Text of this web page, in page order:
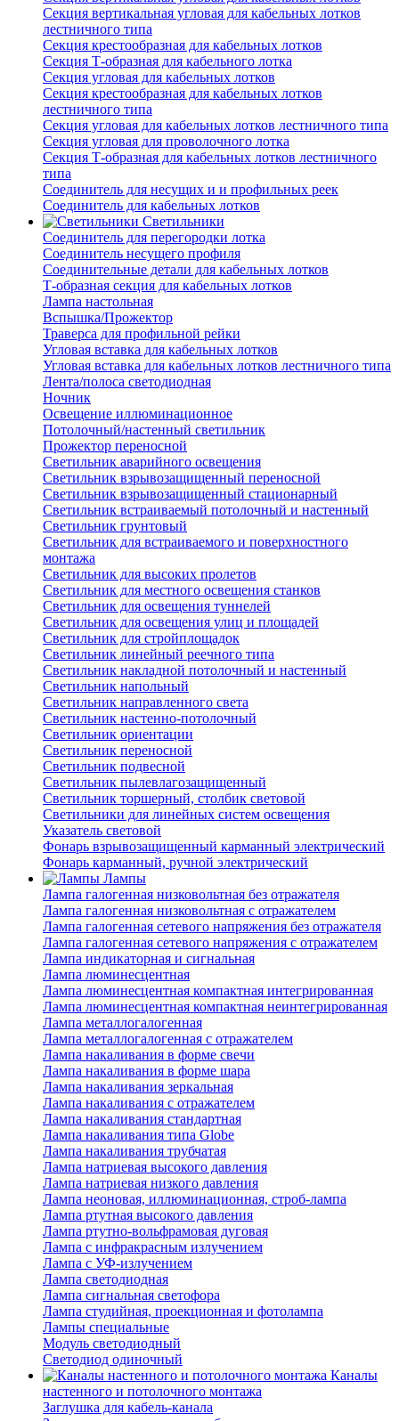
Секция вертикальная угловая для кабельных лотков
лестничного типа
Секция крестообразная для кабельных лотков
Секция Т-образная для кабельного лотка
Секция угловая для кабельных лотков
Секция крестообразная для кабельных лотков
лестничного типа
Секция угловая для кабельных лотков лестничного типа
Секция угловая для проволочного лотка
Секция Т-образная для кабельных лотков лестничного
типа
Соединитель для несущих и и профильных реек
Соединитель для кабельных лотков
Светильники
Соединитель для перегородки лотка
Соединитель несущего профиля
Соединительные детали для кабельных лотков
Т-образная секция для кабельных лотков
Лампа настольная
Вспышка/Прожектор
Траверса для профильной рейки
Угловая вставка для кабельных лотков
Угловая вставка для кабельных лотков лестничного типа
Лента/полоса светодиодная
Ночник
Освещение иллюминационное
Потолочный/настенный светильник
Прожектор переносной
Светильник аварийного освещения
Светильник взрывозащищенный переносной
Светильник взрывозащищенный стационарный
Светильник встраиваемый потолочный и настенный
Светильник грунтовый
Светильник для встраиваемого и поверхностного
монтажа
Светильник для высоких пролетов
Светильник для местного освещения станков
Светильник для освещения туннелей
Светильник для освещения улиц и площадей
Светильник для стройплощадок
Светильник линейный реечного типа
Светильник накладной потолочный и настенный
Светильник напольный
Светильник направленного света
Светильник настенно-потолочный
Светильник ориентации
Светильник переносной
Светильник подвесной
Светильник пылевлагозащищенный
Светильник торшерный, столбик световой
Светильники для линейных систем освещения
Указатель световой
Фонарь взрывозащищенный карманный электрический
Фонарь карманный, ручной электрический
Лампы
Лампа галогенная низковольтная без отражателя
Лампа галогенная низковольтная с отражателем
Лампа галогенная сетевого напряжения без отражателя
Лампа галогенная сетевого напряжения с отражателем
Лампа индикаторная и сигнальная
Лампа люминесцентная
Лампа люминесцентная компактная интегрированная
Лампа люминесцентная компактная неинтегрированная
Лампа металлогалогенная
Лампа металлогалогенная с отражателем
Лампа накаливания в форме свечи
Лампа накаливания в форме шара
Лампа накаливания зеркальная
Лампа накаливания с отражателем
Лампа накаливания стандартная
Лампа накаливания типа Globe
Лампа накаливания трубчатая
Лампа натриевая высокого давления
Лампа натриевая низкого давления
Лампа неоновая, иллюминационная, строб-лампа
Лампа ртутная высокого давления
Лампа ртутно-вольфрамовая дуговая
Лампа с инфракрасным излучением
Лампа с УФ-излучением
Лампа светодиодная
Лампа сигнальная светофора
Лампа студийная, проекционная и фотолампа
Лампы специальные
Модуль светодиодный
Светодиод одиночный
Каналы
настенного и потолочного монтажа
Заглушка для кабель-канала